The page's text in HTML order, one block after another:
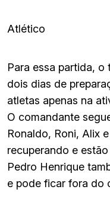
Atlético
Para essa partida,
dois dias de
atletas apenas na
O comandante
Ronaldo, Roni, Alix
recuperando e
Pedro Henrique
e pode ficar fora do